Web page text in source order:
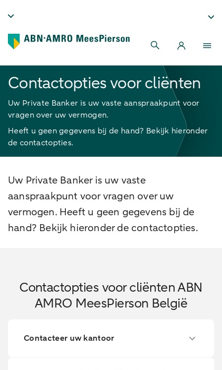
Contactopties voor cliënten
Uw Private Banker is uw vaste aanspraakpunt voor
vragen over uw vermogen.
Heeft u geen gegevens bij de hand? Bekijk hieronder
de contactopties.
Uw Private Banker is uw vaste
aanspraakpunt voor vragen over uw
vermogen. Heeft u geen gegevens bij de
hand? Bekijk hieronder de contactopties.
Contactopties voor cliënten ABN
AMRO MeesPierson België
Contacteer uw kantoor